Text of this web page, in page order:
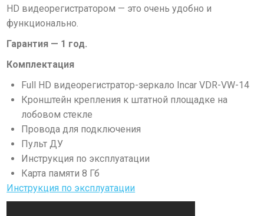
HD видеорегистратором — это очень удобно и
функционально.
Гарантия — 1 год.
Комплектация
Full HD видеорегистратор-зеркало Incar VDR-VW-14
Кронштейн крепления к штатной площадке на
лобовом стекле
Провода для подключения
Пульт ДУ
Инструкция по эксплуатации
Карта памяти 8 Гб
Инструкция по эксплуатации